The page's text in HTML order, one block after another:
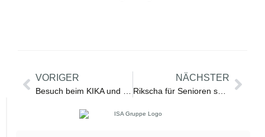
VORIGER NÄCHSTER
Rikscha für Senioren sucht Förderer